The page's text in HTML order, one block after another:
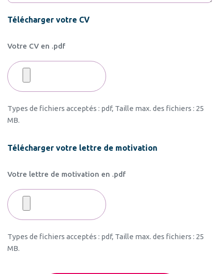
Télécharger votre CV
Votre CV en .pdf
Types de fichiers acceptés : pdf, Taille max. des fichiers : 25
MB.
Télécharger votre lettre de motivation
Votre lettre de motivation en .pdf
Types de fichiers acceptés : pdf, Taille max. des fichiers : 25
MB.